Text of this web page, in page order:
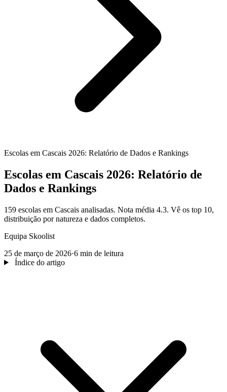
Escolas em Cascais 2026: Relatório de Dados e Rankings
Escolas em Cascais 2026: Relatório de
Dados e Rankings
159 escolas em Cascais analisadas. Nota média 4.3. Vê os top 10,
distribuição por natureza e dados completos.
Equipa Skoolist
25 de março de 2026·6 min de leitura
Índice do artigo